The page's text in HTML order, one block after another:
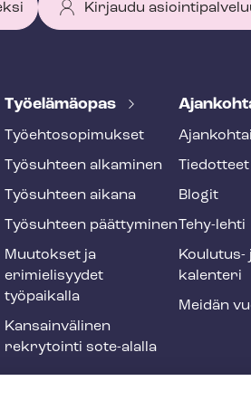
Kirjaudu
Työelämäopas
Työ­eh­to­so­pi­muk­set
Työsuhteen alkaminen
Työsuhteen aikana
Työsuhteen päättyminen
Muutokset ja
erimielisyydet
työpaikalla
Kansainvälinen
rekrytointi sote-alalla
Tiedotteet
Blogit
Tehy-lehti
ka­len­te­ri
Meidän